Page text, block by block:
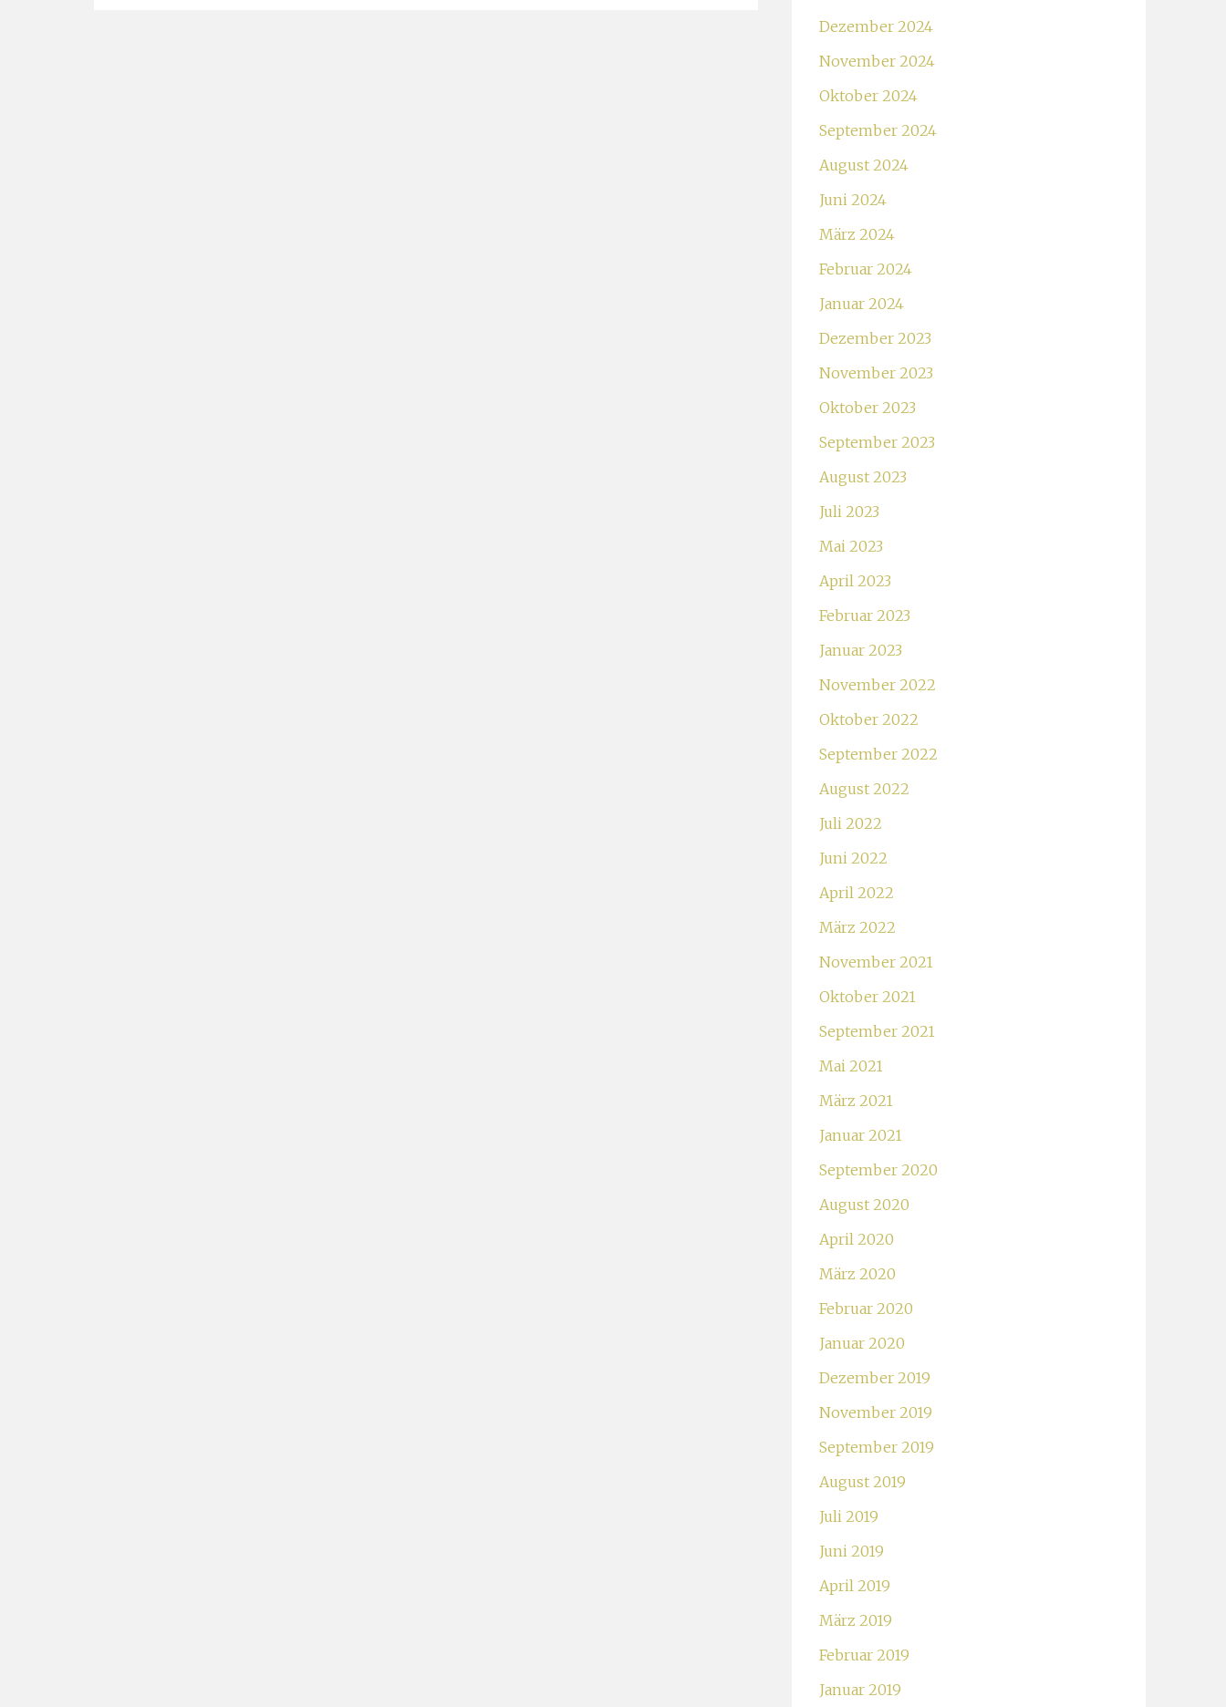
Dezember 2024
November 2024
Oktober 2024
September 2024
August 2024
Juni 2024
März 2024
Februar 2024
Januar 2024
Dezember 2023
November 2023
Oktober 2023
September 2023
August 2023
Juli 2023
Mai 2023
April 2023
Februar 2023
Januar 2023
November 2022
Oktober 2022
September 2022
August 2022
Juli 2022
Juni 2022
April 2022
März 2022
November 2021
Oktober 2021
September 2021
Mai 2021
März 2021
Januar 2021
September 2020
August 2020
April 2020
März 2020
Februar 2020
Januar 2020
Dezember 2019
November 2019
September 2019
August 2019
Juli 2019
Juni 2019
April 2019
März 2019
Februar 2019
Januar 2019